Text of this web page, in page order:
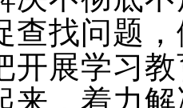
查找问题
开展学习